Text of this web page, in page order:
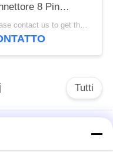
8 Pin
Jack che 2x1
la pila Jack
Please contact us to get the latest price. MOQ:1 pezzo
Tutti